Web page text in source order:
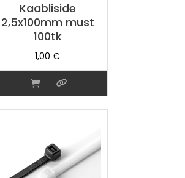
Kaabliside
2,5x100mm must
100tk
1,00€